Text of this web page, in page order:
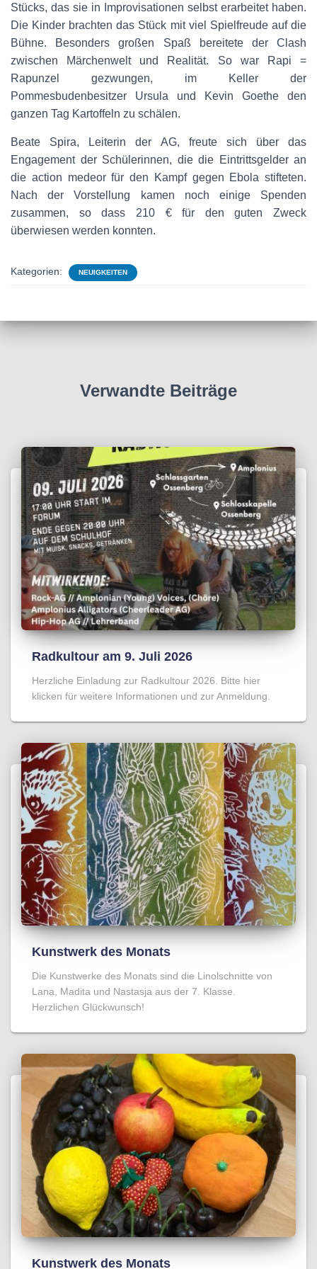
Stücks, das sie in Improvisationen selbst erarbeitet haben.
Die Kinder brachten das Stück mit viel Spielfreude auf die
Bühne. Besonders großen Spaß bereitete der Clash
zwischen Märchenwelt und Realität. So war Rapi =
Rapunzel gezwungen, im Keller der
Pommesbudenbesitzer Ursula und Kevin Goethe den
ganzen Tag Kartoffeln zu schälen.
Beate Spira, Leiterin der AG, freute sich über das
Engagement der Schülerinnen, die die Eintrittsgelder an
die action medeor für den Kampf gegen Ebola stifteten.
Nach der Vorstellung kamen noch einige Spenden
zusammen, so dass 210 € für den guten Zweck
überwiesen werden konnten.
Kategorien: NEUIGKEITEN
Verwandte Beiträge
Radkultour am 9. Juli 2026
Herzliche Einladung zur Radkultour 2026. Bitte hier
klicken für weitere Informationen und zur Anmeldung.
Kunstwerk des Monats
Die Kunstwerke des Monats sind die Linolschnitte von
Lana, Madita und Nastasja aus der 7. Klasse.
Herzlichen Glückwunsch!
Kunstwerk des Monats